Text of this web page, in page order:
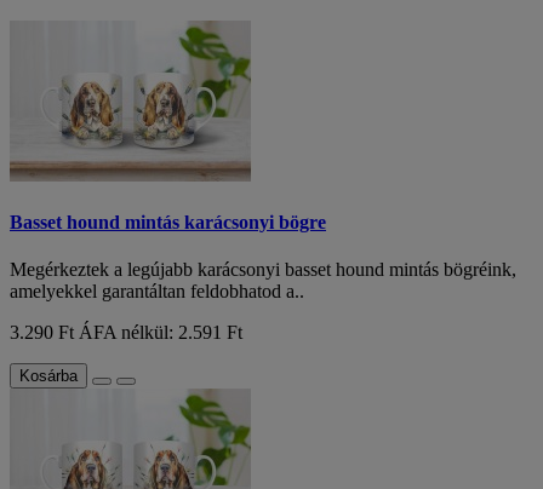
Basset hound mintás karácsonyi bögre
Megérkeztek a legújabb karácsonyi basset hound mintás bögréink,
amelyekkel garantáltan feldobhatod a..
3.290 Ft ÁFA nélkül: 2.591 Ft
Kosárba